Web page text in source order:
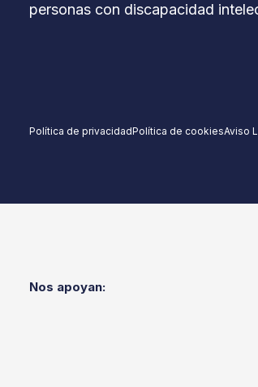
personas con discapacidad
Política de privacidadPolítica de cookiesAviso
Nos apoyan: